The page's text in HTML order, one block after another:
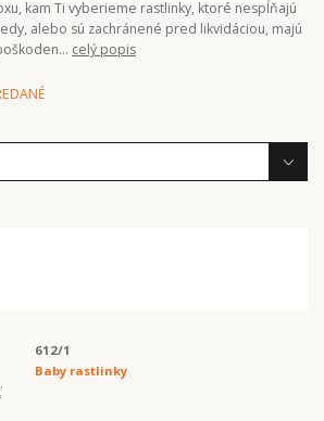
kam Ti vyberieme rastlinky, ktoré nespĺňajú
alebo sú zachránené pred likvidáciou, majú
celý popis
612/1
Baby rastlinky